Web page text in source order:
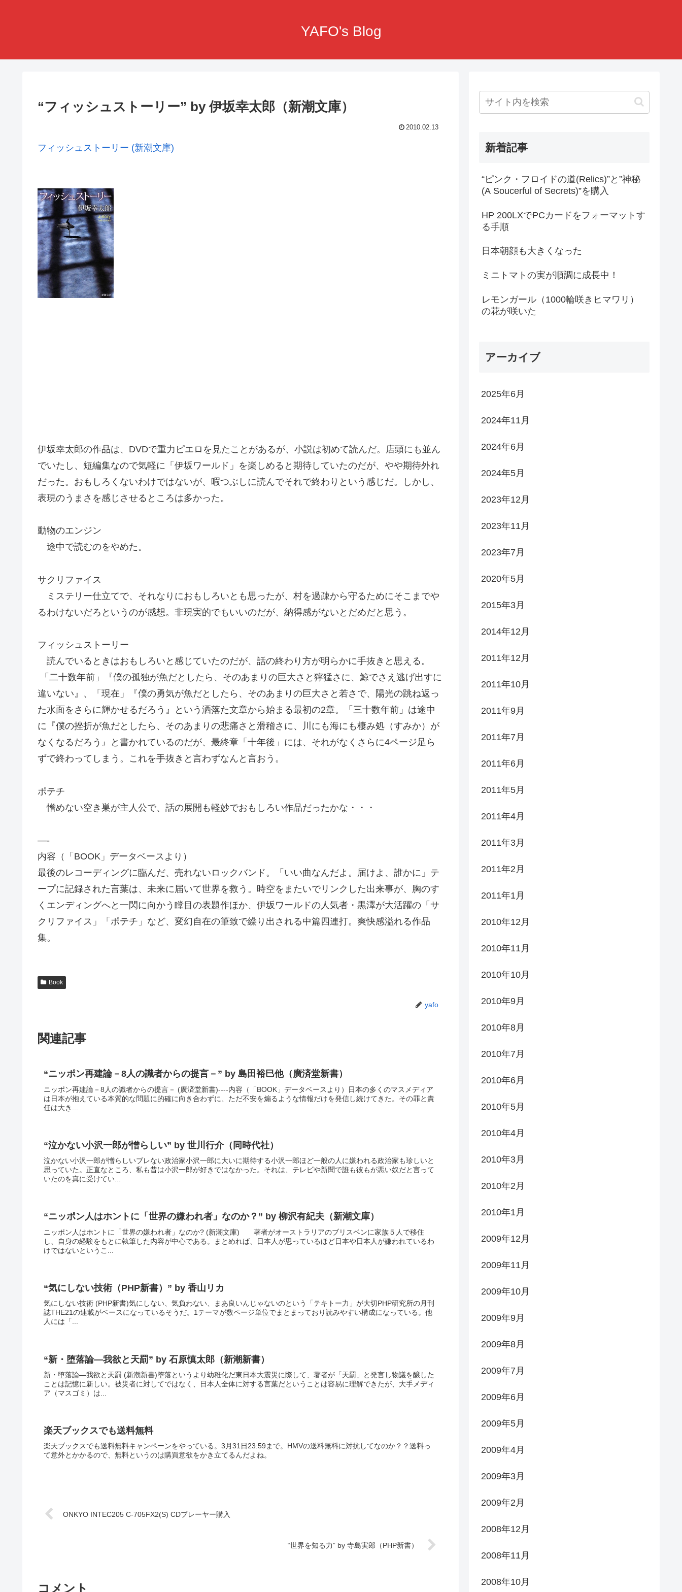
YAFO's Blog
“フィッシュストーリー” by 伊坂幸太郎（新潮文庫）
2010.02.13
フィッシュストーリー (新潮文庫)
伊坂幸太郎の作品は、DVDで重力ピエロを見たことがあるが、小説は初めて読んだ。店頭にも並ん
でいたし、短編集なので気軽に「伊坂ワールド」を楽しめると期待していたのだが、やや期待外れ
だった。おもしろくないわけではないが、暇つぶしに読んでそれで終わりという感じだ。しかし、
表現のうまさを感じさせるところは多かった。
動物のエンジン
途中で読むのをやめた。
サクリファイス
ミステリー仕立てで、それなりにおもしろいとも思ったが、村を過疎から守るためにそこまでや
るわけないだろというのが感想。非現実的でもいいのだが、納得感がないとだめだと思う。
フィッシュストーリー
読んでいるときはおもしろいと感じていたのだが、話の終わり方が明らかに手抜きと思える。
「二十数年前」『僕の孤独が魚だとしたら、そのあまりの巨大さと獰猛さに、鯨でさえ逃げ出すに
違いない』、「現在」『僕の勇気が魚だとしたら、そのあまりの巨大さと若さで、陽光の跳ね返っ
た水面をさらに輝かせるだろう』という洒落た文章から始まる最初の2章。「三十数年前」は途中
に『僕の挫折が魚だとしたら、そのあまりの悲痛さと滑稽さに、川にも海にも棲み処（すみか）が
なくなるだろう』と書かれているのだが、最終章「十年後」には、それがなくさらに4ページ足ら
ずで終わってしまう。これを手抜きと言わずなんと言おう。
ポテチ
憎めない空き巣が主人公で、話の展開も軽妙でおもしろい作品だったかな・・・
—-
内容（「BOOK」データベースより）
最後のレコーディングに臨んだ、売れないロックバンド。「いい曲なんだよ。届けよ、誰かに」テ
ープに記録された言葉は、未来に届いて世界を救う。時空をまたいでリンクした出来事が、胸のす
くエンディングへと一閃に向かう瞠目の表題作ほか、伊坂ワールドの人気者・黒澤が大活躍の「サ
クリファイス」「ポテチ」など、変幻自在の筆致で繰り出される中篇四連打。爽快感溢れる作品
集。
Book
yafo
関連記事
“ニッポン再建論－8人の識者からの提言－” by 島田裕巳他（廣済堂新書）
ニッポン再建論－8人の識者からの提言－ (廣済堂新書)----内容（「BOOK」データベースより）日本の多くのマスメディア
は日本が抱えている本質的な問題に的確に向き合わずに、ただ不安を煽るような情報だけを発信し続けてきた。その罪と責
任は大き...
“泣かない小沢一郎が憎らしい” by 世川行介（同時代社）
泣かない小沢一郎が憎らしいブレない政治家小沢一郎に大いに期待する小沢一郎ほど一般の人に嫌われる政治家も珍しいと
思っていた。正直なところ、私も昔は小沢一郎が好きではなかった。それは、テレビや新聞で誰も彼もが悪い奴だと言って
いたのを真に受けてい...
“ニッポン人はホントに「世界の嫌われ者」なのか？” by 柳沢有紀夫（新潮文庫）
ニッポン人はホントに「世界の嫌われ者」なのか? (新潮文庫) 著者がオーストラリアのブリスベンに家族５人で移住
し、自身の経験をもとに執筆した内容が中心である。まとめれば、日本人が思っているほど日本や日本人が嫌われているわ
けではないというこ...
“気にしない技術（PHP新書）” by 香山リカ
気にしない技術 (PHP新書)気にしない、気負わない、まあ良いんじゃないのという「テキトー力」が大切PHP研究所の月刊
誌THE21の連載がベースになっているそうだ。1テーマが数ページ単位でまとまっており読みやすい構成になっている。他
人には「...
“新・堕落論―我欲と天罰” by 石原慎太郎（新潮新書）
新・堕落論―我欲と天罰 (新潮新書)堕落というより幼稚化だ東日本大震災に際して、著者が「天罰」と発言し物議を醸した
ことは記憶に新しい。被災者に対してではなく、日本人全体に対する言葉だということは容易に理解できたが、大手メディ
ア（マスゴミ）は...
楽天ブックスでも送料無料
楽天ブックスでも送料無料キャンペーンをやっている。3月31日23:59まで。HMVの送料無料に対抗してなのか？？送料っ
て意外とかかるので、無料というのは購買意欲をかき立てるんだよね。
ONKYO INTEC205 C-705FX2(S) CDプレーヤー購入
“世界を知る力” by 寺島実郎（PHP新書）
コメント
新着記事
“ピンク・フロイドの道(Relics)”と”神秘
(A Soucerful of Secrets)”を購入
HP 200LXでPCカードをフォーマットす
る手順
日本朝顔も大きくなった
ミニトマトの実が順調に成長中！
レモンガール（1000輪咲きヒマワリ）
の花が咲いた
アーカイブ
2025年6月
2024年11月
2024年6月
2024年5月
2023年12月
2023年11月
2023年7月
2020年5月
2015年3月
2014年12月
2011年12月
2011年10月
2011年9月
2011年7月
2011年6月
2011年5月
2011年4月
2011年3月
2011年2月
2011年1月
2010年12月
2010年11月
2010年10月
2010年9月
2010年8月
2010年7月
2010年6月
2010年5月
2010年4月
2010年3月
2010年2月
2010年1月
2009年12月
2009年11月
2009年10月
2009年9月
2009年8月
2009年7月
2009年6月
2009年5月
2009年4月
2009年3月
2009年2月
2008年12月
2008年11月
2008年10月